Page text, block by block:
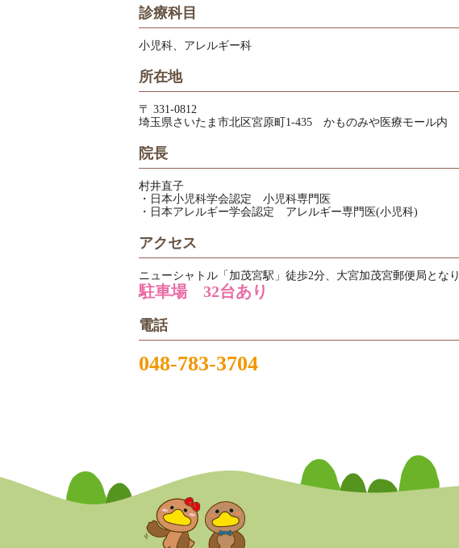
診療科目
小児科、アレルギー科
所在地
〒 331-0812
埼玉県さいたま市北区宮原町1-435 かものみや医療モール内
院長
村井直子
・日本小児科学会認定 小児科専門医
・日本アレルギー学会認定 アレルギー専門医(小児科)
アクセス
ニューシャトル「加茂宮駅」徒歩2分、大宮加茂宮郵便局となり
駐車場 32台あり
電話
048-783-3704